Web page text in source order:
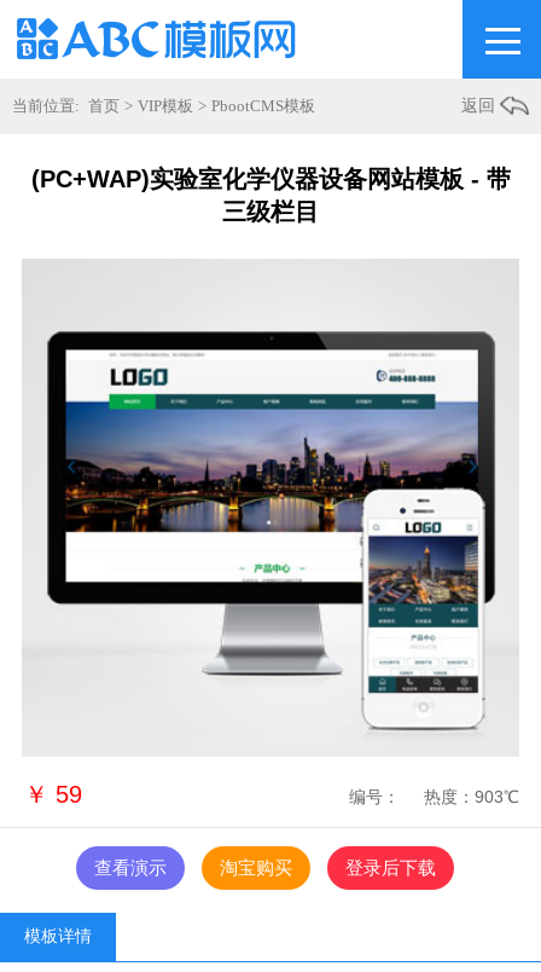
当前位置: 首页 > VIP模板 > PbootCMS模板 返回
(PC+WAP)实验室化学仪器设备网站模板 - 带
三级栏目
￥ 59 热度：903℃
编号：
查看演示 淘宝购买 登录后下载
模板详情